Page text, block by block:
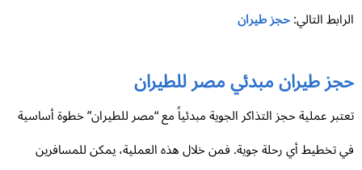
التالي:حجز طيران
طيران مبدئي مصر للطيران
عملية حجز التذاكر الجوية مبدئياً مع “مصر للطيران” خطوة أساسية
تخطيط أي رحلة جوية. فمن خلال هذه العملية، يمكن للمسافرين